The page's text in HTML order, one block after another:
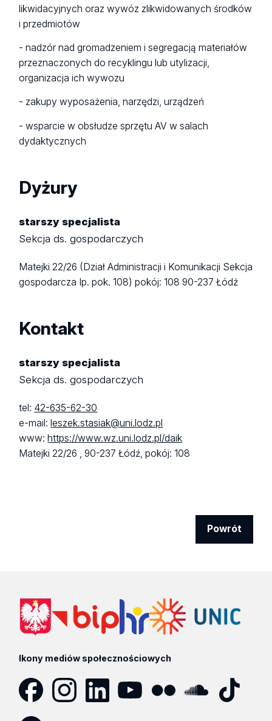
likwidacyjnych oraz wywóz zlikwidowanych środków
i przedmiotów
- nadzór nad gromadzeniem i segregacją materiałów
przeznaczonych do recyklingu lub utylizacji,
organizacja ich wywozu
- zakupy wyposażenia, narzędzi, urządzeń
- wsparcie w obsłudze sprzętu AV w salach
dydaktycznych
Dyżury
starszy specjalista
Sekcja ds. gospodarczych
Matejki 22/26 (Dział Administracji i Komunikacji Sekcja
gospodarcza Ip. pok. 108)pokój: 10890-237 Łódź
Kontakt
starszy specjalista
Sekcja ds. gospodarczych
tel: 42-635-62-30
e-mail: leszek.stasiak@uni.lodz.pl
www: https://www.wz.uni.lodz.pl/daik
Matejki 22/26 ,90-237 Łódź,pokój: 108
Powrót
Ikony mediów społecznościowych